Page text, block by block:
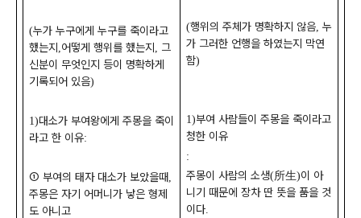
(누가 누구에게 누구를 죽이라고
했는지 어떻게 행위를 했는지
그
신분이 무엇인지 등이 명확하게
기록되어 있음)
1)대소가 부여왕에게 주몽을 죽이
라고 한 이유:
① 부여의 태자 대소가 보았을때
주몽은 자기 어머니가 낳은 형제
도 아니고
(행위의 주체가 명확하지 않음, 누
가 그러한 언행을 하였는지 막연
함)
1)부여 사람들이 주몽을 죽이라고
청한 이유
:
주몽이 사람의 소생(所生)이 아
니기 때문에 장차 딴 뜻을 품을 것
이다.